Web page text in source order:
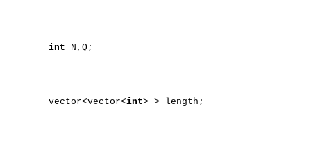
int N,Q;
vector<vector<int> > length;